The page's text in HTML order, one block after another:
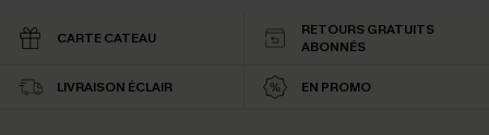
CARTE CATEAU
RETOURS GRATUITS
ABONNÉS
LIVRAISON ÉCLAIR EN PROMO